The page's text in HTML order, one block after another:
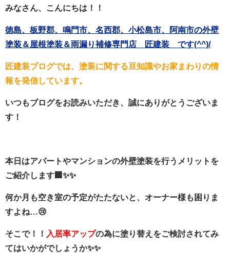
みなさん、こんにちは！！
徳島、板野郡、鳴門市、名西郡、小松島市、阿南市の外壁
塗装＆屋根塗装＆雨漏り補修専門店 匠建装 です(^^)/
匠建装ブログでは、塗装に関する豆知識やお家まわりの情
報を発信しています。
いつもブログをお読みいただき、誠にありがとうございま
す！
本日はアパートやマンションの外壁塗装を行うメリットを
ご紹介します🏢✨✨
何か月も空き室の予定がたたないと、オーナー様も困りま
すよね…😢
そこで！！ 入居率アップの為に塗り替えをご検討されてみ
てはいかがでしょうか✨✨